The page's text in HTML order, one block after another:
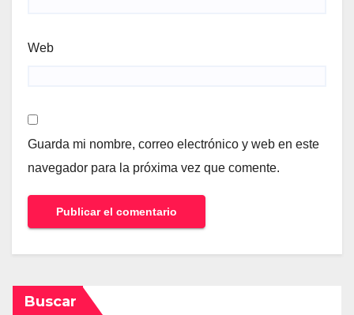
Web
Guarda mi nombre, correo electrónico y web en este
navegador para la próxima vez que comente.
Buscar